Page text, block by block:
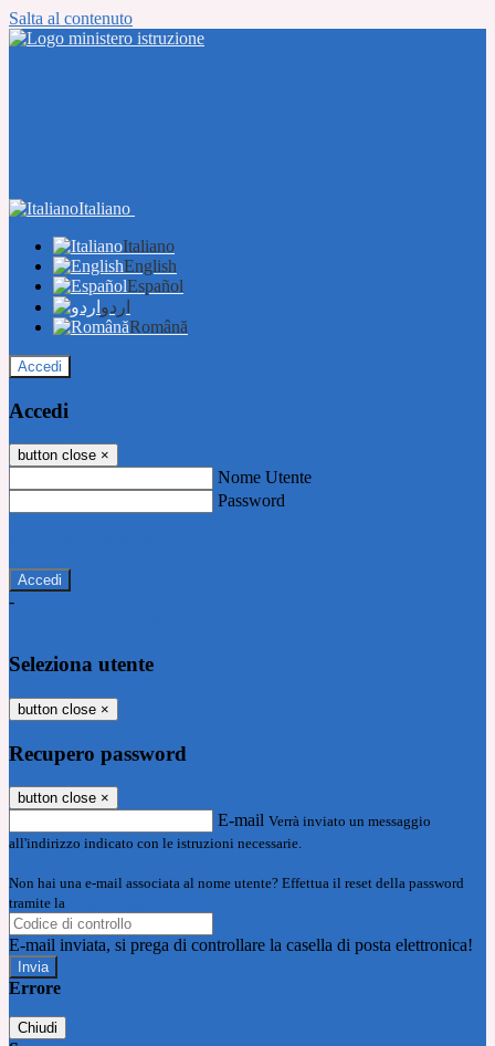
Salta al contenuto
Italiano
Italiano
English
Español
اردو
Română
Accedi
Accedi
button close ×
Nome Utente
Password
-
Seleziona utente
button close ×
Recupero password
button close ×
E-mail Verrà inviato un messaggio
all'indirizzo indicato con le istruzioni necessarie.
Non hai una e-mail associata al nome utente? Effettua il reset della password
tramite la
E-mail inviata, si prega di controllare la casella di posta elettronica!
Errore
Chiudi